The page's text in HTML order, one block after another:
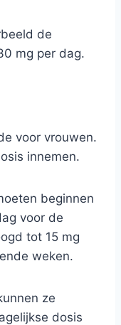
de
mg per dag.
voor vrouwen.
innemen.
beginnen
voor de
tot 15 mg
weken.
ze
dosis